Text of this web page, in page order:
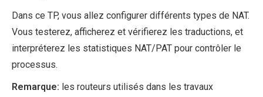
Dans ce TP, vous allez configurer différents types de NAT.
Vous testerez, afficherez et vérifierez les traductions, et
interpréterez les statistiques NAT/PAT pour contrôler le
processus.
Remarque: les routeurs utilisés dans les travaux